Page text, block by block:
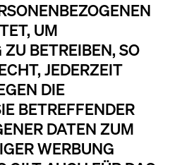
UM
BETREIBEN, SO
JEDERZEIT
DIE
BETREFFENDER
DATEN ZUM
WERBUNG